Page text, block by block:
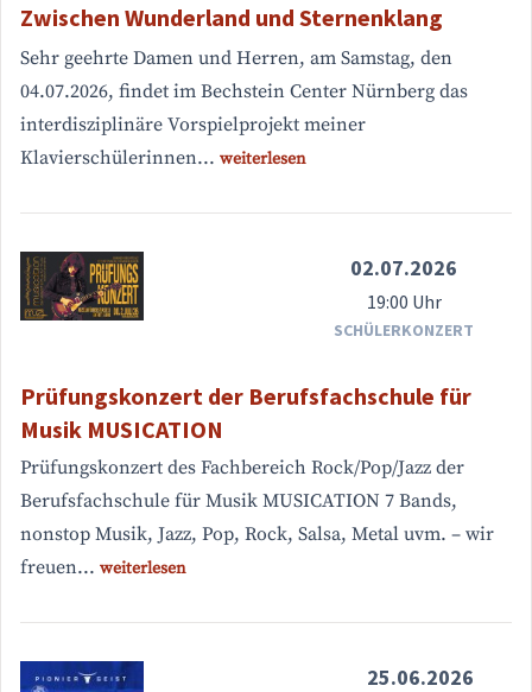
Zwischen Wunderland und Sternenklang
Sehr geehrte Damen und Herren, am Samstag, den
04.07.2026, findet im Bechstein Center Nürnberg das
interdisziplinäre Vorspielprojekt meiner
Klavierschülerinnen... weiterlesen
02.07.2026
19:00 Uhr
SCHÜLERKONZERT
Prüfungskonzert der Berufsfachschule für
Musik MUSICATION
Prüfungskonzert des Fachbereich Rock/Pop/Jazz der
Berufsfachschule für Musik MUSICATION 7 Bands,
nonstop Musik, Jazz, Pop, Rock, Salsa, Metal uvm. – wir
freuen... weiterlesen
25.06.2026